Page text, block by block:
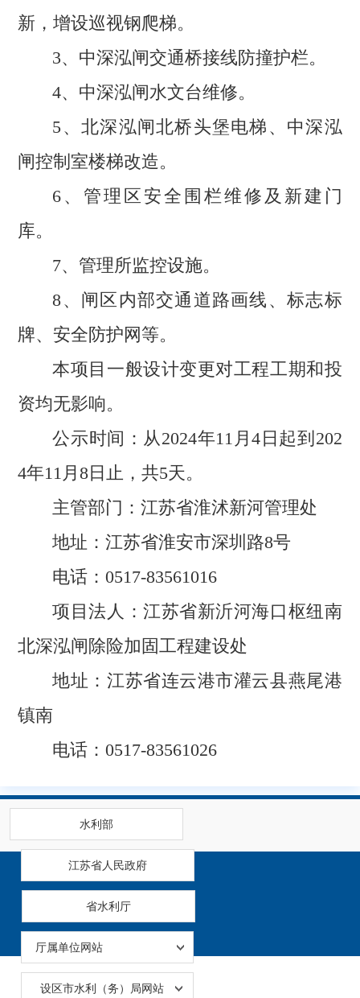
新，增设巡视钢爬梯。
3、中深泓闸交通桥接线防撞护栏。
4、中深泓闸水文台维修。
5、北深泓闸北桥头堡电梯、中深泓
闸控制室楼梯改造。
6、管理区安全围栏维修及新建门
库。
7、管理所监控设施。
8、闸区内部交通道路画线、标志标
牌、安全防护网等。
本项目一般设计变更对工程工期和投
资均无影响。
公示时间：从2024年11月4日起到202
4年11月8日止，共5天。
主管部门：江苏省淮沭新河管理处
地址：江苏省淮安市深圳路8号
电话：0517-83561016
项目法人：江苏省新沂河海口枢纽南
北深泓闸除险加固工程建设处
地址：江苏省连云港市灌云县燕尾港
镇南
电话：0517-83561026
水利部
江苏省人民政府
省水利厅
厅属单位网站
设区市水利（务）局网站